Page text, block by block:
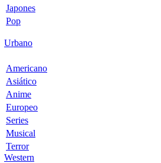
Japones
Pop
Urbano
Americano
Asiático
Anime
Europeo
Series
Musical
Terror
Western